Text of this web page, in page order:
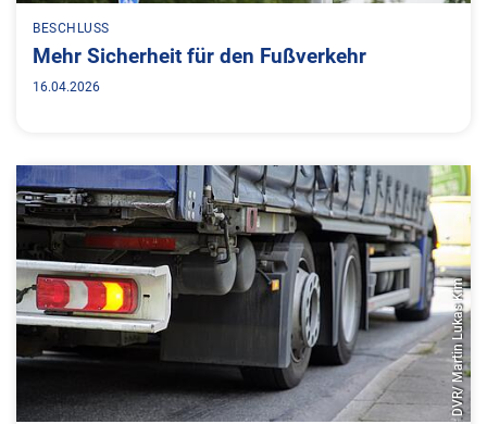
BESCHLUSS
Mehr Sicherheit für den Fußverkehr
16.04.2026
DVR/ Martin Lukas Kim